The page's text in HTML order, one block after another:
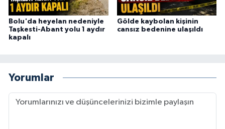
Bolu'da heyelan nedeniyle
Taşkesti-Abant yolu 1 aydır
kapalı
Gölde kaybolan kişinin
cansız bedenine ulaşıldı
Yorumlar